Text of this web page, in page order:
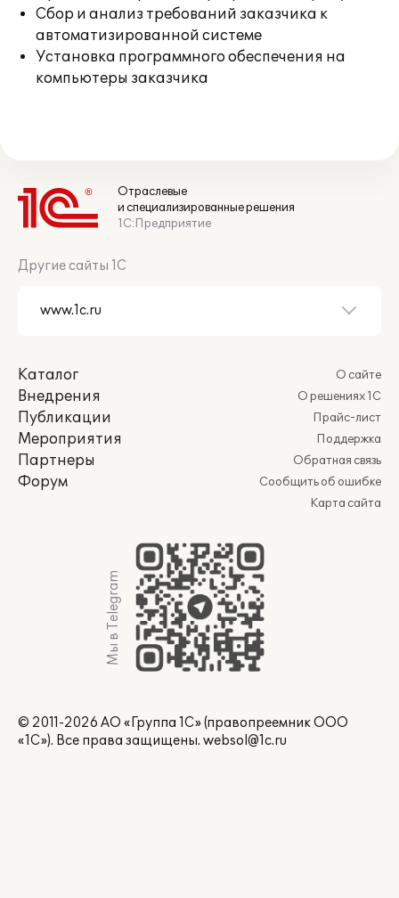
Сбор и анализ требований заказчика к
автоматизированной системе
Установка программного обеспечения на
компьютеры заказчика
Отраслевые
и специализированные решения
1С:Предприятие
Другие сайты 1С
Каталог
Внедрения
Публикации
Мероприятия
Партнеры
Форум
О сайте
О решениях 1С
Прайс-лист
Поддержка
Обратная связь
Сообщить об ошибке
Карта сайта
Мы в Telegram
© 2011-2026 АО «Группа 1С» (правопреемник ООО
«1С»). Все права защищены. websol@1c.ru